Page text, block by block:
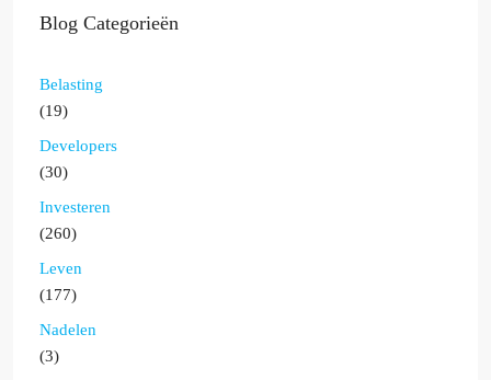
Blog Categorieën
Belasting
(19)
Developers
(30)
Investeren
(260)
Leven
(177)
Nadelen
(3)